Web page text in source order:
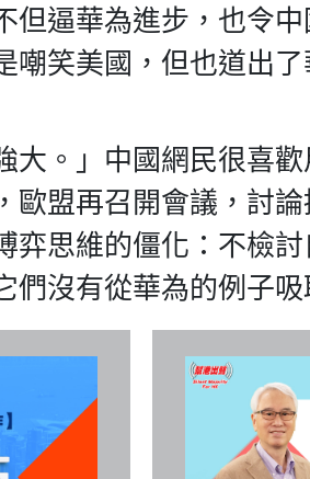
但逼華為進步，也令
嘲笑美國，但也道出
大。」中國網民很喜
歐盟再召開會議，討
弈思維的僵化：不檢
們沒有從華為的例子吸